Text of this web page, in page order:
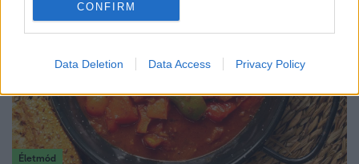
CONFIRM
Data Deletion Data Access Privacy Policy
Életmód